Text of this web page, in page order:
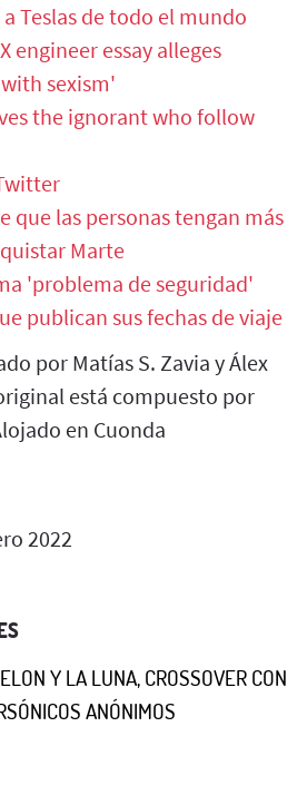
Teslas de todo el mundo
engineer essay alleges
sexism'
the ignorant who follow
que las personas tengan más
Marte
'problema de seguridad'
publican sus fechas de viaje
por Matías S. Zavia y Álex
está compuesto por
en Cuonda
2022
ELON Y LA LUNA, CROSSOVER CON
ANÓNIMOS